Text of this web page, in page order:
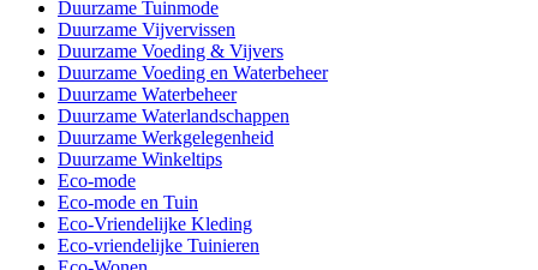
Duurzame Tuinmode
Duurzame Vijvervissen
Duurzame Voeding & Vijvers
Duurzame Voeding en Waterbeheer
Duurzame Waterbeheer
Duurzame Waterlandschappen
Duurzame Werkgelegenheid
Duurzame Winkeltips
Eco-mode
Eco-mode en Tuin
Eco-Vriendelijke Kleding
Eco-vriendelijke Tuinieren